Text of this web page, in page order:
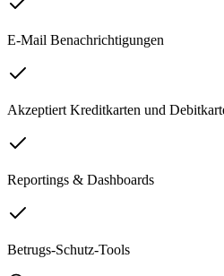
E-Mail Benachrichtigungen
Akzeptiert Kreditkarten und
Reportings & Dashboards
Betrugs-Schutz-Tools